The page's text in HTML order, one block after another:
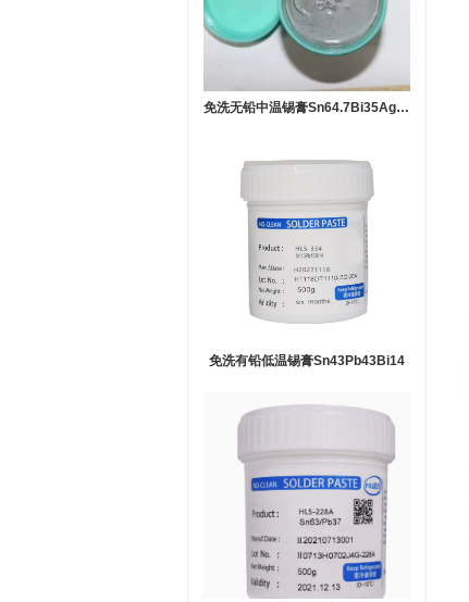
免洗无铅中温锡膏Sn64.7Bi35Ag0.3
免洗有铅低温锡膏Sn43Pb43Bi14